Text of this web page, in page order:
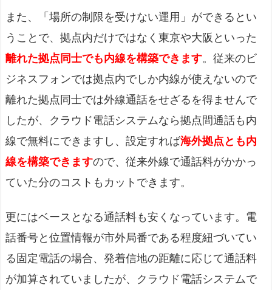
また、「場所の制限を受けない運用」ができるとい
うことで、拠点内だけではなく東京や大阪といった
離れた拠点同士でも内線を構築できます。従来のビ
ジネスフォンでは拠点内でしか内線が使えないので
離れた拠点同士では外線通話をせざるを得ませんで
したが、クラウド電話システムなら拠点間通話も内
線で無料にできますし、設定すれば海外拠点とも内
線を構築できますので、従来外線で通話料がかかっ
ていた分のコストもカットできます。
更にはベースとなる通話料も安くなっています。電
話番号と位置情報が市外局番である程度紐づいてい
る固定電話の場合、発着信地の距離に応じて通話料
が加算されていましたが、クラウド電話システムで